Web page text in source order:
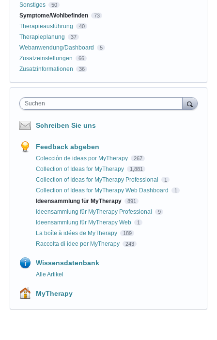
Sonstiges 50
Symptome/Wohlbefinden 73
Therapieausführung 40
Therapieplanung 37
Webanwendung/Dashboard 5
Zusatzeinstellungen 66
Zusatzinformationen 36
Suchen
Schreiben Sie uns
Feedback abgeben
Colección de ideas por MyTherapy 267
Collection of Ideas for MyTherapy 1,881
Collection of Ideas for MyTherapy Professional 1
Collection of Ideas for MyTherapy Web Dashboard 1
Ideensammlung für MyTherapy 891
Ideensammlung für MyTherapy Professional 9
Ideensammlung für MyTherapy Web 1
La boîte à idées de MyTherapy 189
Raccolta di idee per MyTherapy 243
Wissensdatenbank
Alle Artikel
MyTherapy